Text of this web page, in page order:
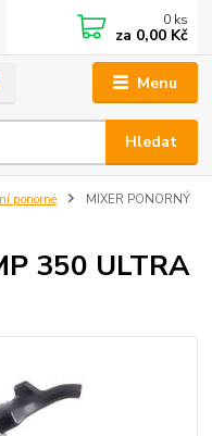
Menu
Hledat
0 ks
za 0,00 Kč
ponorné
MIXER PONORNÝ
350 ULTRA